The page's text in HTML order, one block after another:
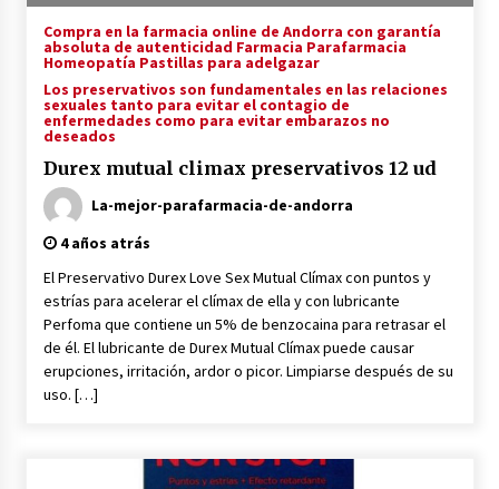
500 ml x 2
4 años atrás
Duplo anticaries colutorio con cpc bexident
isdin | 500 ml x 2
4 años atrás
4 años atrás
Yotuel farma vitamina b5 dentifrico 50ml
4 años atrás
Compra en la farmacia online de Andorra con garantía
absoluta de autenticidad Farmacia Parafarmacia
Homeopatía Pastillas para adelgazar
Los preservativos son fundamentales en las relaciones
sexuales tanto para evitar el contagio de
enfermedades como para evitar embarazos no
deseados
Durex mutual climax preservativos 12 ud
La-mejor-parafarmacia-de-andorra
4 años atrás
El Preservativo Durex Love Sex Mutual Clímax con puntos y
estrías para acelerar el clímax de ella y con lubricante
Perfoma que contiene un 5% de benzocaina para retrasar el
de él. El lubricante de Durex Mutual Clímax puede causar
erupciones, irritación, ardor o picor. Limpiarse después de su
uso. […]